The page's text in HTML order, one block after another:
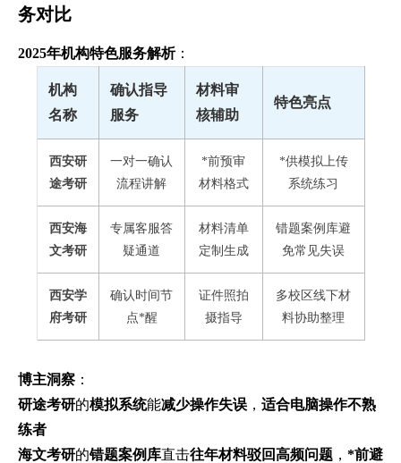
务对比
2025年机构特色服务解析：
机构
名称
确认指导
服务
材料审
核辅助
特色亮点
西安研
途考研
一对一确认
流程讲解
*前预审
材料格式
*供模拟上传
系统练习
西安海
文考研
专属客服答
疑通道
材料清单
定制生成
错题案例库避
免常见失误
西安学
府考研
确认时间节
点*醒
证件照拍
摄指导
多校区线下材
料协助整理
博主洞察 ：
研途考研的模拟系统能减少操作失误 ， 适合电脑操作不熟
练者
海文考研的错题案例库直击往年材料驳回高频问题 ， *前避